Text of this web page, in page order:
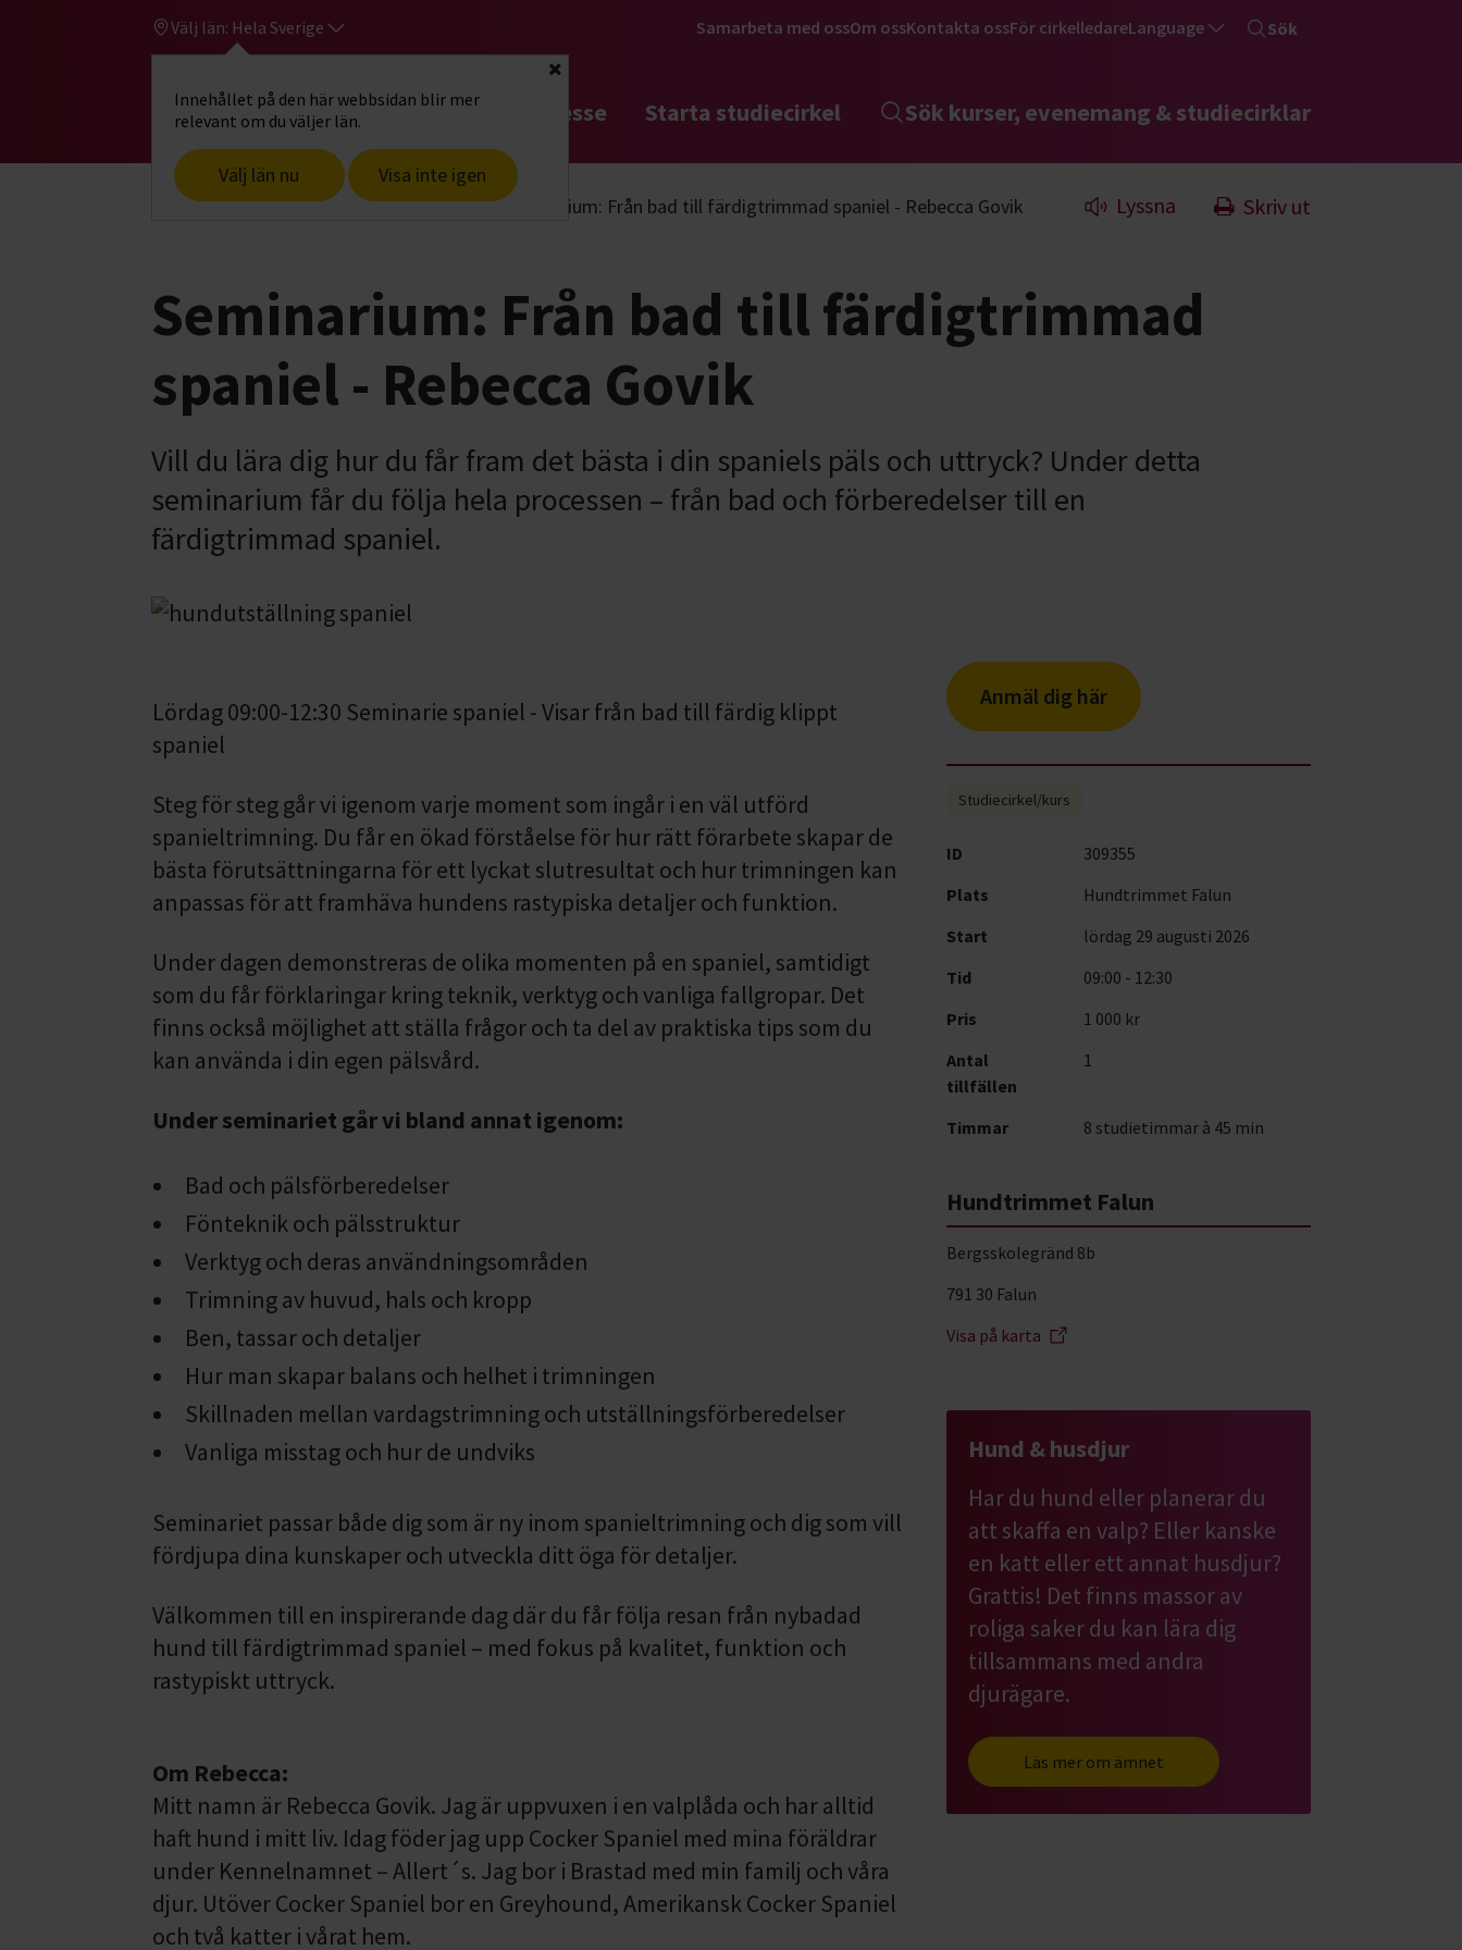
Välj län: Hela Sverige
Innehållet på den här webbsidan blir mer
relevant om du väljer län.
Välj län nu Visa inte igen
Stäng
Samarbeta med ossOm ossKontakta ossFör cirkelledareLanguage Sök
Gå till studiefrämjandets startsidaHitta intresse Starta studiecirkel Sök kurser, evenemang & studiecirklar
Start Hitta intresse Hund & husdjur Seminarium: Från bad till färdigtrimmad spaniel - Rebecca Govik Lyssna Skriv ut
Seminarium: Från bad till färdigtrimmad
spaniel - Rebecca Govik
Vill du lära dig hur du får fram det bästa i din spaniels päls och uttryck? Under detta
seminarium får du följa hela processen – från bad och förberedelser till en
färdigtrimmad spaniel.
Lördag 09:00-12:30 Seminarie spaniel - Visar från bad till färdig klippt
spaniel
Steg för steg går vi igenom varje moment som ingår i en väl utförd
spanieltrimning. Du får en ökad förståelse för hur rätt förarbete skapar de
bästa förutsättningarna för ett lyckat slutresultat och hur trimningen kan
anpassas för att framhäva hundens rastypiska detaljer och funktion.
Under dagen demonstreras de olika momenten på en spaniel, samtidigt
som du får förklaringar kring teknik, verktyg och vanliga fallgropar. Det
finns också möjlighet att ställa frågor och ta del av praktiska tips som du
kan använda i din egen pälsvård.
Under seminariet går vi bland annat igenom:
Bad och pälsförberedelser
Fönteknik och pälsstruktur
Verktyg och deras användningsområden
Trimning av huvud, hals och kropp
Ben, tassar och detaljer
Hur man skapar balans och helhet i trimningen
Skillnaden mellan vardagstrimning och utställningsförberedelser
Vanliga misstag och hur de undviks
Seminariet passar både dig som är ny inom spanieltrimning och dig som vill
fördjupa dina kunskaper och utveckla ditt öga för detaljer.
Välkommen till en inspirerande dag där du får följa resan från nybadad
hund till färdigtrimmad spaniel – med fokus på kvalitet, funktion och
rastypiskt uttryck.
Om Rebecca:
Mitt namn är Rebecca Govik. Jag är uppvuxen i en valplåda och har alltid
haft hund i mitt liv. Idag föder jag upp Cocker Spaniel med mina föräldrar
under Kennelnamnet – Allert´s. Jag bor i Brastad med min familj och våra
djur. Utöver Cocker Spaniel bor en Greyhound, Amerikansk Cocker Spaniel
och två katter i vårat hem.
Anmäl dig här
Studiecirkel/kurs
ID
309355
Plats
Hundtrimmet Falun
Start
lördag 29 augusti 2026
Tid
09:00 - 12:30
Pris
1 000 kr
Antal
tillfällen
1
Timmar 8 studietimmar à 45 min
Hundtrimmet Falun
Bergsskolegränd 8b
791 30 Falun
Visa på karta
Hund & husdjur
Har du hund eller planerar du
att skaffa en valp? Eller kanske
en katt eller ett annat husdjur?
Grattis! Det finns massor av
roliga saker du kan lära dig
tillsammans med andra
djurägare.
Läs mer om ämnet